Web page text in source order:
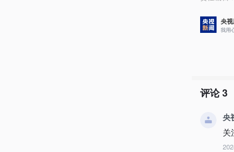
央
我用
评论3
央
关